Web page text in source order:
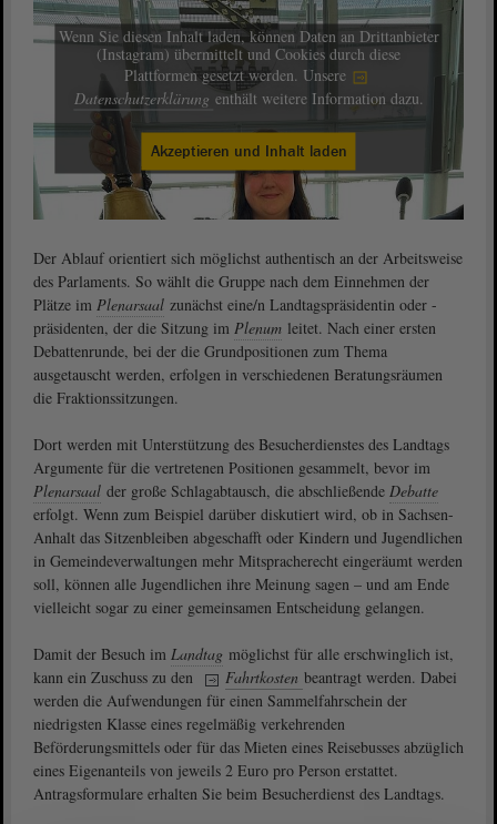
Wenn Sie diesen Inhalt laden, können Daten an Drittanbieter
(Instagram) übermittelt und Cookies durch diese
Plattformen gesetzt werden. Unsere
Datenschutzerklärung enthält weitere Information dazu.
Akzeptieren und Inhalt laden
Der Ablauf orientiert sich möglichst authentisch an der Arbeitsweise
des Parlaments. So wählt die Gruppe nach dem Einnehmen der
Plätze im Plenarsaal zunächst eine/n Landtagspräsidentin oder -
präsidenten, der die Sitzung im Plenum leitet. Nach einer ersten
Debattenrunde, bei der die Grundpositionen zum Thema
ausgetauscht werden, erfolgen in verschiedenen Beratungsräumen
die Fraktionssitzungen.
Dort werden mit Unterstützung des Besucherdienstes des Landtags
Argumente für die vertretenen Positionen gesammelt, bevor im
Plenarsaal der große Schlagabtausch, die abschließende Debatte
erfolgt. Wenn zum Beispiel darüber diskutiert wird, ob in Sachsen-
Anhalt das Sitzenbleiben abgeschafft oder Kindern und Jugendlichen
in Gemeindeverwaltungen mehr Mitspracherecht eingeräumt werden
soll, können alle Jugendlichen ihre Meinung sagen – und am Ende
vielleicht sogar zu einer gemeinsamen Entscheidung gelangen.
Damit der Besuch im Landtag möglichst für alle erschwinglich ist,
kann ein Zuschuss zu den
Fahrtkosten beantragt werden. Dabei
werden die Aufwendungen für einen Sammelfahrschein der
niedrigsten Klasse eines regelmäßig verkehrenden
Beförderungsmittels oder für das Mieten eines Reisebusses abzüglich
eines Eigenanteils von jeweils 2 Euro pro Person erstattet.
Antragsformulare erhalten Sie beim Besucherdienst des Landtags.